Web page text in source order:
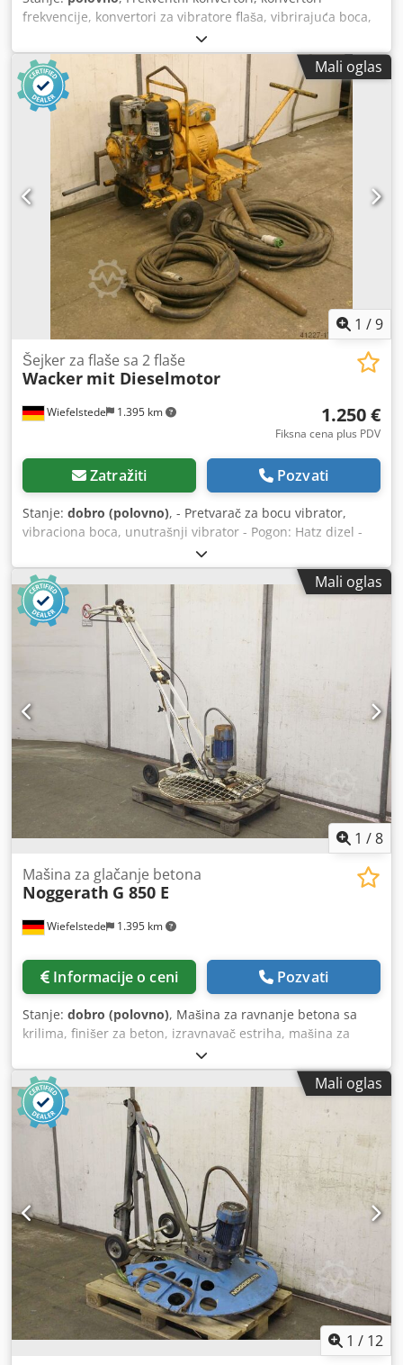
frekvencije, konvertori za vibratore flaša, vibrirajuća boca,
unutrašnji vibratori - Frekventni konvertori -Snaga: 2.8 kW -
Izlaz: 42 V -Frekvencija: 200 Hz Dcjdpoc Nfd Hjfx Ahkok -
Dimenzije: 1160/600/H720 mm -Težina: 74 kg
Mali oglas
1 /9
Wiefelstede 1.395 km
Šejker za flaše sa 2 flaše
Wacker mit Dieselmotor
1.250 €
Fiksna cena plus PDV
Zatražiti Pozvati
Stanje: dobro (polovno), - Pretvarač za bocu vibrator,
vibraciona boca, unutrašnji vibrator - Pogon: Hatz dizel -
Frekventni pretvarač: Dcedpfx Aob A Ri Sohkek - Vibracione
boce: 2 komada 1x vibraciona boca Ø 60 x 450 mm 1x
vibraciona boca Ø 50 x 450 mm - Dužina kabla: po 6 m -
Dimenzije: 1550/800/V1150 mm - Težina: 220 kg
Mali oglas
1 /8
Wiefelstede 1.395 km
Mašina za glačanje betona
Noggerath G 850 E
Informacije o ceni Pozvati
Stanje: dobro (polovno), Mašina za ravnanje betona sa
krilima, finišer za beton, izravnavač estriha, mašina za
zaglađivanje betona, mašina za ravnanje betona sa krilima
- Proizvođač: Noggerath, ručno vođena mašina za
zaglađivanje betona, tip G 850 E - Snaga: 2,4/1,5 kW /
2820/1425 obrtaja/min Dcjdpfehabkyjx Ahkjk - Prečnik
tanjira: 900 mm - Transportne dimenzije: 1550/1000/V1130
mm - Težina: 88 kg
Mali oglas
1 / 12